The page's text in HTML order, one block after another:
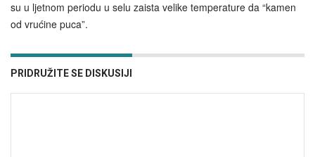
su u ljetnom periodu u selu zaista velike temperature da “kamen
od vrućine puca”.
PRIDRUŽITE SE DISKUSIJI